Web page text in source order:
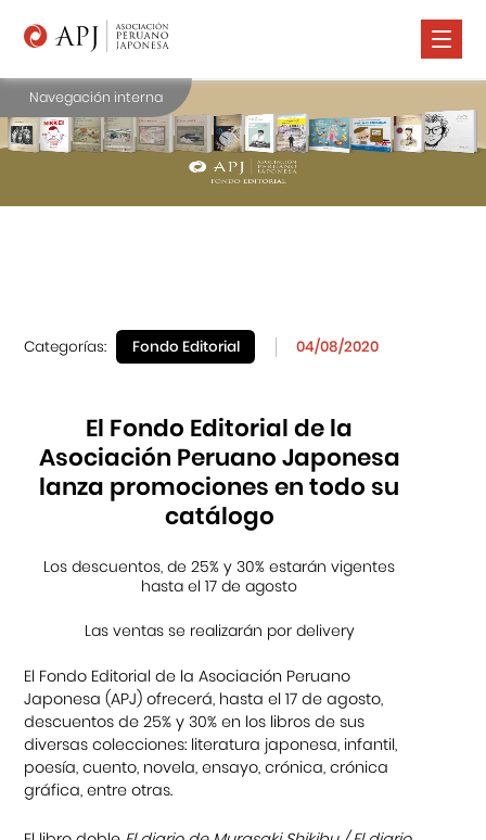
Nosotros
Comunidad Nikkei
Prensa
Navegación interna
Categorías: Fondo Editorial 04/08/2020
El Fondo Editorial de la
Asociación Peruano Japonesa
lanza promociones en todo su
catálogo
Los descuentos, de 25% y 30% estarán vigentes
hasta el 17 de agosto
Las ventas se realizarán por delivery
El Fondo Editorial de la Asociación Peruano
Japonesa (APJ) ofrecerá, hasta el 17 de agosto,
descuentos de 25% y 30% en los libros de sus
diversas colecciones: literatura japonesa, infantil,
poesía, cuento, novela, ensayo, crónica, crónica
gráfica, entre otras.